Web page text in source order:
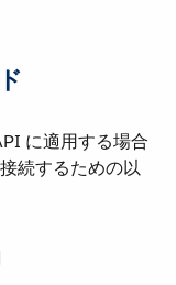
に適用する場合
続するための以